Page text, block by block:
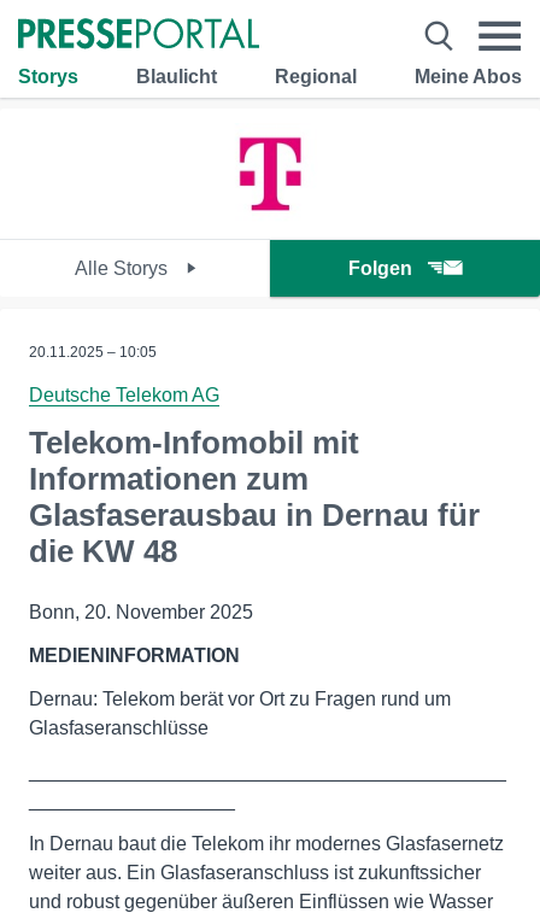
Storys Blaulicht Regional Meine Abos
Alle Storys Folgen
20.11.2025 – 10:05
Deutsche Telekom AG
Telekom-Infomobil mit
Informationen zum
Glasfaserausbau in Dernau für
die KW 48
Bonn, 20. November 2025
MEDIENINFORMATION
Dernau: Telekom berät vor Ort zu Fragen rund um
Glasfaseranschlüsse
In Dernau baut die Telekom ihr modernes Glasfasernetz
weiter aus. Ein Glasfaseranschluss ist zukunftssicher
und robust gegenüber äußeren Einflüssen wie Wasser